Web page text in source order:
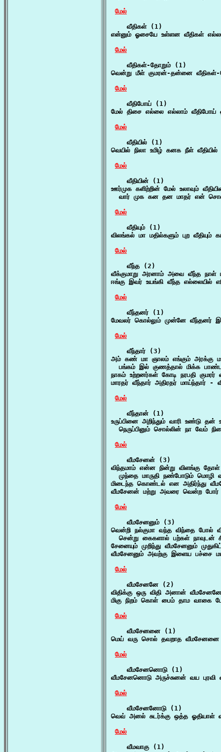
மேல்
    வீதிகள் (1)
என்னும் ஓசையே உள்ளன வீதிகள்
மேல்
    வீதிகள்-தோறும் (1)
வென்று மீள் குமரன்-தன்னை வீதிகள்-
மேல்
    வீதிபோய் (1)
மேல் திசை எல்லை எல்லாம்
மேல்
    வீதியில் (1)
வெயில் நிலா உமிழ் கனக நீள் வீதியில்
மேல்
    வீதியின் (1)
ஊர்முக களிற்றின் மேல் உலாவும்
வார் முக கன தன மாதர் என்
மேல்
    வீதியும் (1)
விலங்கல் மா மதில்களும் புற வீதியும்
மேல்
    வீந்த (2)
வீக்குமாறு அரனாம் அவை வீந்த நாள்
ஈங்கு இவர் உயங்கி வீந்த எல்லையில்
மேல்
    வீந்தனர் (1)
மேவலர் கொல்லும் முன்னே வீந்தனர்
மேல்
    வீந்தார் (3)
அம் கண் மா ஞாலம் எங்கும் அரக்கு
பங்கம் இல் குணத்தால் மிக்க
நாகம் உற்றனர்கள் கோடி நரபதி
மாரதர் வீந்தார் அதிரதர் மாய்ந்தார் -
மேல்
    வீந்தான் (1)
உருப்பினை அறிந்தும் வாரி உண்டு தன்
நெருப்பினும் சொல்லின் நா வேம்
மேல்
    வீமசேனன் (3)
விந்தமாம் என்ன நின்று விளங்கு
முந்தை மாருதி நண்போடும் மொழி
மிடைந்த கொண்டல் என அதிர்ந்து
வீமசேனன் மற்று அவரை வென்ற போர்
மேல்
    வீமசேனனும் (3)
வென்றி நல்குமா வந்த விந்தை போல்
சென்று கைகளால் பற்கள் நாவுடன்
சேனையும் முறிந்து வீமசேனனும்
வீமசேனனும் அவற்கு இளைய பச்சை
மேல்
    வீமசேனனே (2)
விதிக்கு ஒரு விதி அனான்
மிகு நிறம் கொள் பைம் தாம வாகை
மேல்
    வீமசேனனை (1)
மெய் வரு சொல் தவறாத வீமசேனனை
மேல்
    வீமசேனனொடு (1)
வீமசேனனொடு அருச்சுனன் வய
மேல்
    வீமசேனனோடு (1)
வெவ் அனல் சுடர்க்கு ஒத்த ஓதியாள்
மேல்
    வீமவாகு (1)